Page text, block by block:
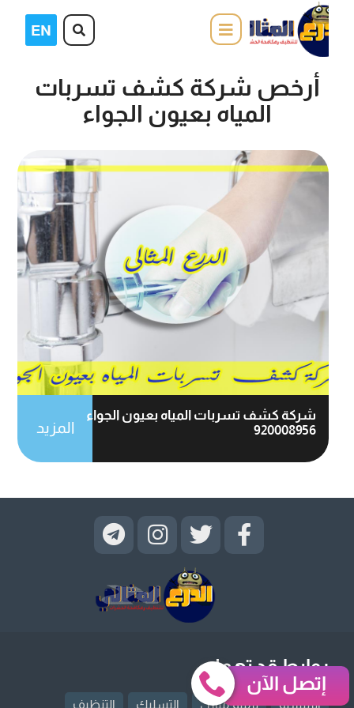
أرخص شركة كشف تسربات
المياه بعيون الجواء
شركة كشف تسربات المياه بعيون الجواء
920008956
المزيد
روابط قد تهمك
الرئيسية ترميم منازل التسليك التنظيف
إتصل الآن